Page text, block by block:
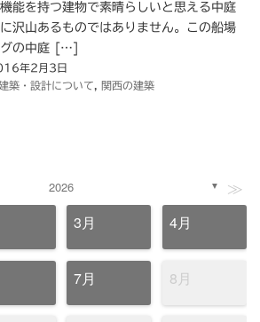
能を持つ建物で素晴らしいと思える中庭
沢山あるものではありません。この船場
グの中庭 […]
年2月3日
築・設計について 関西の建築
2026 ▼ ≫
3月 4月
7月 8月